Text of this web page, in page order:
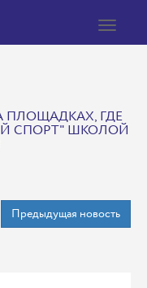
Toggle
ПЛОЩАДКАХ, ГДЕ
СПОРТ" ШКОЛОЙ
Предыдущая новость